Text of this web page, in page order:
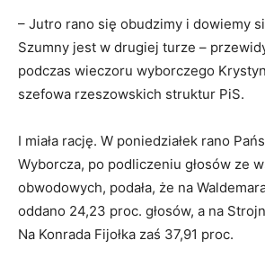
– Jutro rano się obudzimy i dowiemy
Szumny jest w drugiej turze –
podczas wieczoru wyborczego
szefowa rzeszowskich struktur PiS.
I miała rację. W poniedziałek rano
Wyborcza, po podliczeniu głosów ze
obwodowych, podała, że na
oddano 24,23 proc. głosów, a na
Na Konrada Fijołka zaś 37,91 proc.